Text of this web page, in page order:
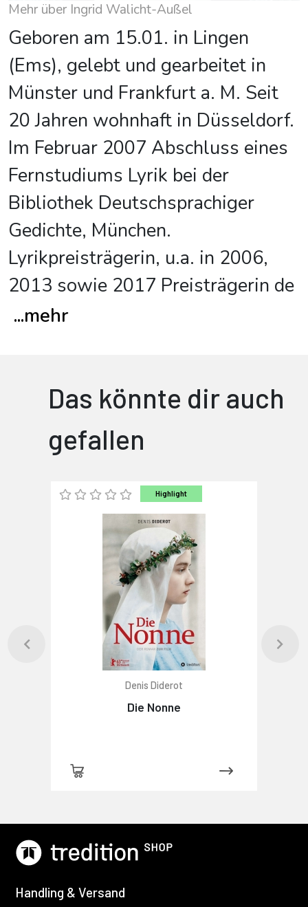
Mehr über Ingrid Walicht-Außel
Geboren am 15.01. in Lingen
(Ems), gelebt und gearbeitet in
Münster und Frankfurt a. M. Seit
20 Jahren wohnhaft in Düsseldorf.
Im Februar 2007 Abschluss eines
Fernstudiums Lyrik bei der
Bibliothek Deutschsprachiger
Gedichte, München.
Lyrikpreisträgerin, u.a. in 2006,
2013 sowie 2017 Preisträgerin de
...mehr
Das könnte dir auch
gefallen
Highlight
Denis Diderot
Die Nonne
Handling & Versand